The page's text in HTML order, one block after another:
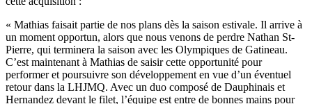
« Mathias faisait partie de nos plans dès la saison estivale. Il arrive à
un moment opportun, alors que nous venons de perdre Nathan St-
Pierre, qui terminera la saison avec les Olympiques de Gatineau.
C’est maintenant à Mathias de saisir cette opportunité pour
performer et poursuivre son développement en vue d’un éventuel
retour dans la LHJMQ. Avec un duo composé de Dauphinais et
Hernandez devant le filet, l’équipe est entre de bonnes mains pour